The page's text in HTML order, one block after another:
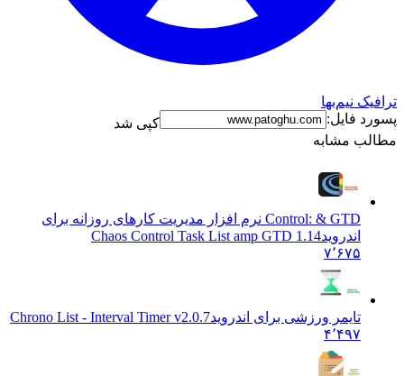
نیم‌بها
فایل:
کپی شد
مشابه
Control: & GTD نرم افزار مدیریت کارهای روزانه برای
1.14 Chaos Control Task List amp GTD
تایمر ورزشی برای اندروید Chrono List - Interval Timer v2.0.7